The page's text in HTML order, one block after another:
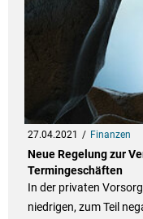
27.04.2021 Finanzen
Neue Regelung zur
Termingeschäften
In der privaten
niedrigen, zum Teil